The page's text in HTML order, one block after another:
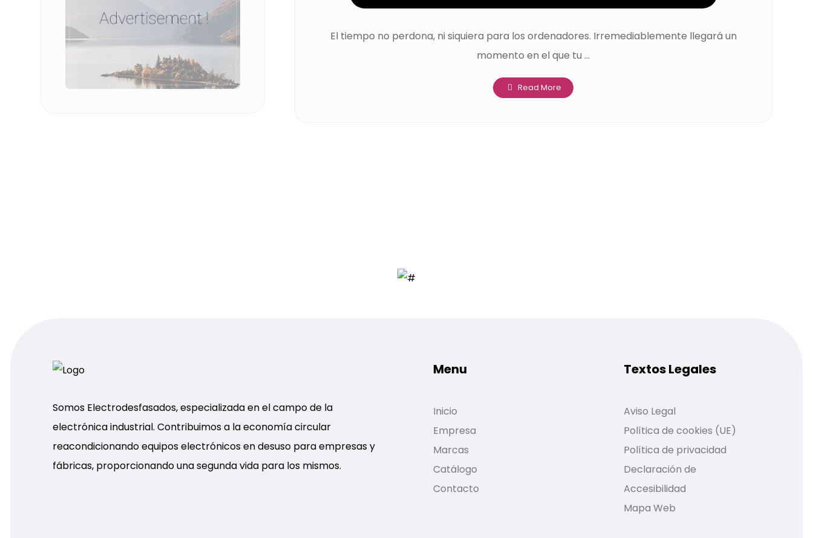
El tiempo no perdona, ni siquiera para los ordenadores. Irremediablemente llegará un
momento en el que tu ...
Read More
Somos Electrodesfasados, especializada en el campo de la
electrónica industrial. Contribuimos a la economía circular
reacondicionando equipos electrónicos en desuso para empresas y
fábricas, proporcionando una segunda vida para los mismos.
Menu
Inicio
Empresa
Marcas
Catálogo
Contacto
Textos Legales
Aviso Legal
Política de cookies (UE)
Política de privacidad
Declaración de
Accesibilidad
Mapa Web